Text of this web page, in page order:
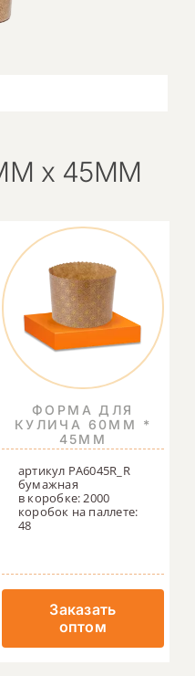
х 45ММ
ФОРМА ДЛЯ
КУЛИЧА 60ММ *
45ММ
артикул PA6045R_R
бумажная
в коробке: 2000
коробок на паллете:
48
Заказать
оптом